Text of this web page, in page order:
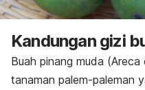
Kandungan gizi
Buah pinang muda (Areca
tanaman palem-paleman